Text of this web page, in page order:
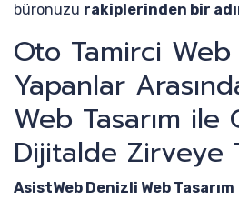
büronuzu rakiplerinden bir
Oto Tamirci Web
Yapanlar
Web Tasarım ile
Dijitalde Zirveye
AsistWeb Denizli Web Tasarım